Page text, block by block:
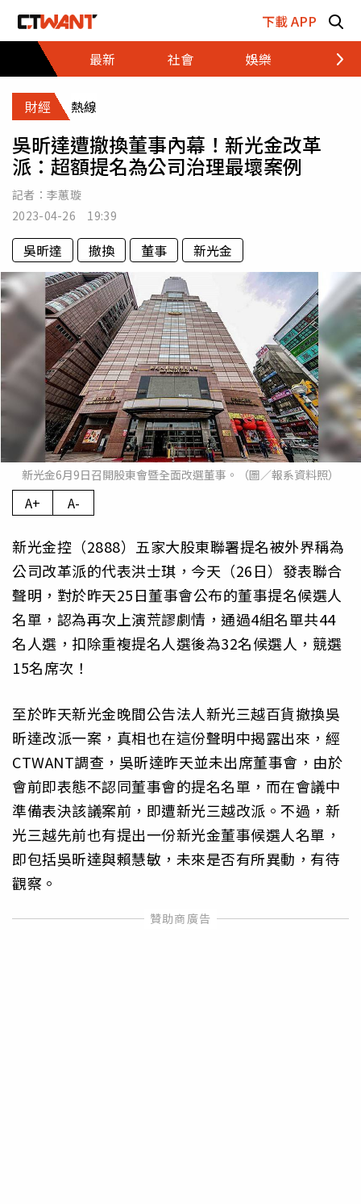
下載 APP
最新
社會 娛樂 財經
財經 熱線
吳昕達遭撤換董事內幕！新光金改革
派：超額提名為公司治理最壞案例
記者： 李蕙璇
2023-04-26 19:39
吳昕達 撤換 董事 新光金
新光金6月9日召開股東會暨全面改選董事。（圖／報系資料照）
A+ A-
新光金控（2888）五家大股東聯署提名被外界稱為
公司改革派的代表洪士琪，今天（26日）發表聯合
聲明，對於昨天25日董事會公布的董事提名候選人
名單，認為再次上演荒謬劇情，通過4組名單共44
名人選，扣除重複提名人選後為32名候選人，競選
15名席次！
至於昨天新光金晚間公告法人新光三越百貨撤換吳
昕達改派一案，真相也在這份聲明中揭露出來，經
CTWANT調查，吳昕達昨天並未出席董事會，由於
會前即表態不認同董事會的提名名單，而在會議中
準備表決該議案前，即遭新光三越改派。不過，新
光三越先前也有提出一份新光金董事候選人名單，
即包括吳昕達與賴慧敏，未來是否有所異動，有待
觀察。